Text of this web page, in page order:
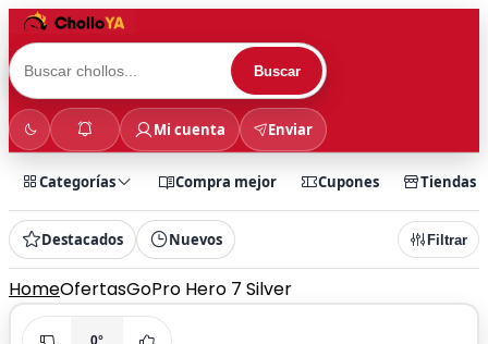
Buscar
Mi cuenta Enviar
Categorías Compra mejor Cupones Tiendas
Destacados Nuevos Filtrar
HomeOfertasGoPro Hero 7 Silver
0°